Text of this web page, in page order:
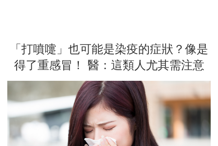
「打噴嚏」也可能是染疫的症狀？像是
得了重感冒！ 醫：這類人尤其需注意